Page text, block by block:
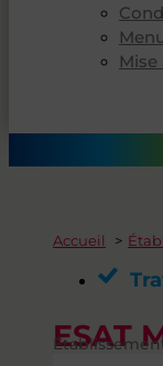
Accueil
ESAT